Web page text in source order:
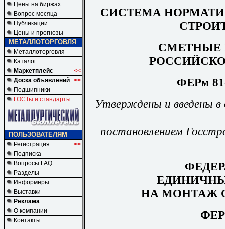
Цены на биржах
Вопрос месяца
Публикации
Цены и прогнозы
МЕТАЛЛОТОРГОВЛЯ
Металлоторговля
Каталог
Маркетплейс
<<
Доска объявлений <<
Подшипники
ГОСТы и стандарты
ПОЛЬЗОВАТЕЛЯМ
Регистрация
<<
Подписка
Вопросы FAQ
Разделы
Информеры
Выставки
Реклама
О компании
Контакты
СИСТЕМА
СМЕТНЫЕ
ФЕРм
Утверждены и введены в
постановлением
НА МОНТАЖ